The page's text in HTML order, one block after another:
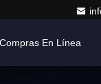
Compras En Línea